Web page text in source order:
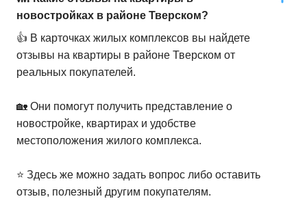
новостройках в районе Тверском?
👍 В карточках жилых комплексов вы найдете
отзывы на квартиры в районе Тверском от
реальных покупателей.
🏡 Они помогут получить представление о
новостройке, квартирах и удобстве
местоположения жилого комплекса.
⭐️ Здесь же можно задать вопрос либо оставить
отзыв, полезный другим покупателям.